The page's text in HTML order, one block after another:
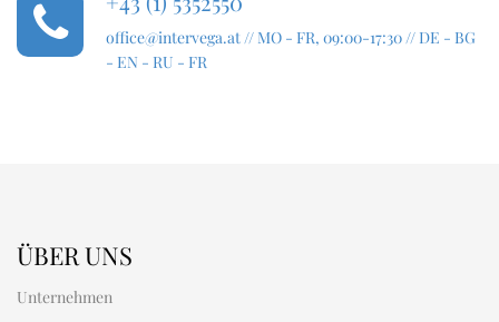
office@intervega.at// MO - FR, 09:00-17:30 // DE - BG
- EN - RU - FR
ÜBER UNS
Unternehmen